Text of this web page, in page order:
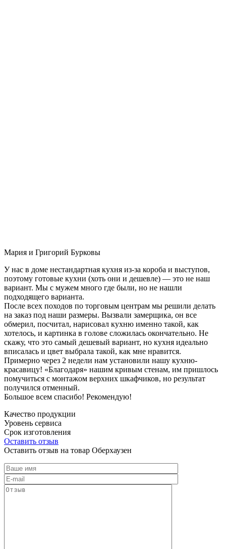
Мария и Григорий Бурковы
У нас в доме нестандартная кухня из-за короба и выступов,
поэтому готовые кухни (хоть они и дешевле) — это не наш
вариант. Мы с мужем много где были, но не нашли
подходящего варианта.
После всех походов по торговым центрам мы решили делать
на заказ под наши размеры. Вызвали замерщика, он все
обмерил, посчитал, нарисовал кухню именно такой, как
хотелось, и картинка в голове сложилась окончательно. Не
скажу, что это самый дешевый вариант, но кухня идеально
вписалась и цвет выбрала такой, как мне нравится.
Примерно через 2 недели нам установили нашу кухню-
красавицу! «Благодаря» нашим кривым стенам, им пришлось
помучиться с монтажом верхних шкафчиков, но результат
получился отменный.
Большое всем спасибо! Рекомендую!
Качество продукции
Уровень сервиса
Срок изготовления
Оставить отзыв
Оставить отзыв на товар Оберхаузен